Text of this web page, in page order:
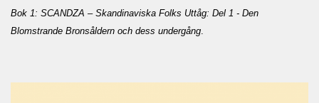
Bok 1: SCANDZA – Skandinaviska Folks Uttåg: Del 1 - Den
Blomstrande Bronsåldern och dess undergång